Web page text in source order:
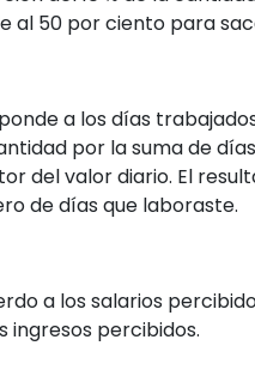
al 50 por ciento para
a los días
por la suma de
del valor diario. El
de días que laboraste.
a los salarios
ingresos percibidos.